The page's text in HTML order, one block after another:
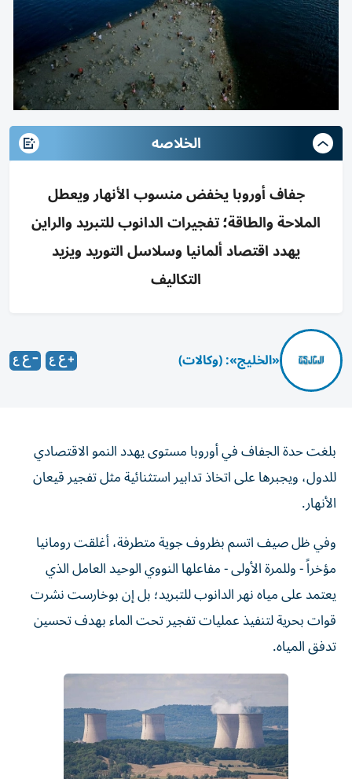
الخلاصه
جفاف أوروبا يخفض منسوب الأنهار ويعطل
الملاحة والطاقة؛ تفجيرات الدانوب للتبريد والراين
يهدد اقتصاد ألمانيا وسلاسل التوريد ويزيد
التكاليف
«الخليج»: (وكالات)
بلغت حدة الجفاف في أوروبا مستوى يهدد النمو الاقتصادي
للدول، ويجبرها على اتخاذ تدابير استثنائية مثل تفجير قيعان
الأنهار.
وفي ظل صيف اتسم بظروف جوية متطرفة، أغلقت رومانيا
مؤخراً - وللمرة الأولى - مفاعلها النووي الوحيد العامل الذي
يعتمد على مياه نهر الدانوب للتبريد؛ بل إن بوخارست نشرت
قوات بحرية لتنفيذ عمليات تفجير تحت الماء بهدف تحسين
تدفق المياه.